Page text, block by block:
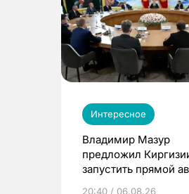
Интересное
Владимир Мазур
предложил
запустить прямой
20:40 / 06.08.26